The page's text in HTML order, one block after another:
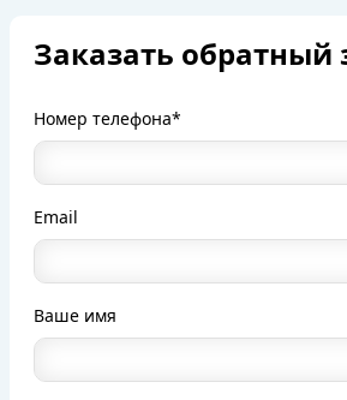
Заказать обратный
Номер телефона*
Email
Ваше имя